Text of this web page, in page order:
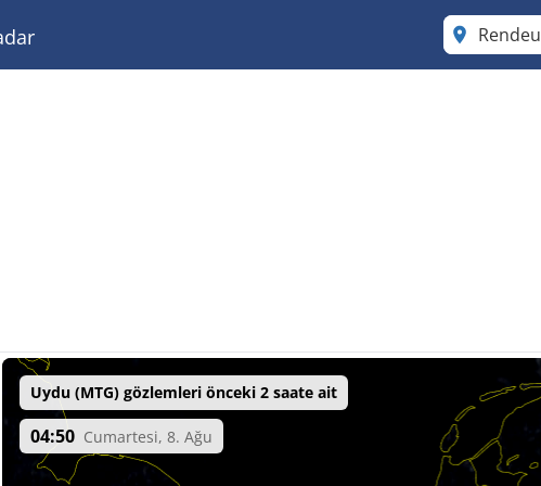
Uydu (MTG) gözlemleri önceki 2 saate ait
04:50 Cumartesi, 8. Ağu